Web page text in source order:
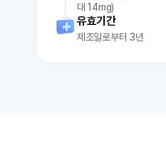
대 14mg)
유효기간
제조일로부터 3년